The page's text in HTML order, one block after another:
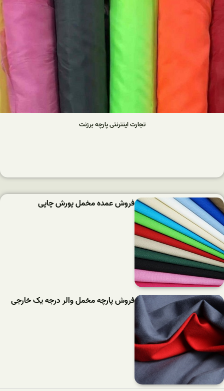
تجارت اینترنتی پارچه برزنت
فروش عمده مخمل پورش چاپی
فروش پارچه مخمل والر درجه یک خارجی